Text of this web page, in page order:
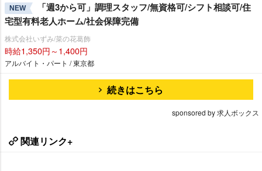
NEW
「週3から可」調理スタッフ/無資格可/シフト相談可/住
宅型有料老人ホーム/社会保障完備
株式会社いずみ/菜の花葛飾
時給1,350円～1,400円
アルバイト・パート / 東京都
続きはこちら
sponsored by 求人ボックス
関連リンク+